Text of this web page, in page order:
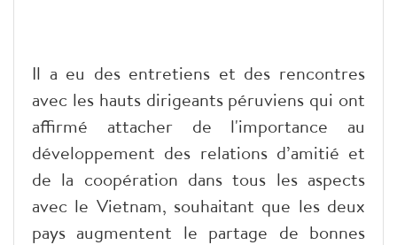
Il a eu des entretiens et des rencontres
avec les hauts dirigeants péruviens qui ont
affirmé attacher de l'importance au
développement des relations d’amitié et
de la coopération dans tous les aspects
avec le Vietnam, souhaitant que les deux
pays augmentent le partage de bonnes